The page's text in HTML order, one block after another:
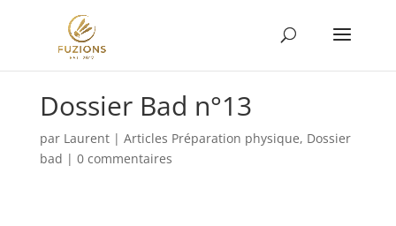
Dossier Bad n°13
par Laurent| Articles Préparation physique, Dossier
bad | 0 commentaires